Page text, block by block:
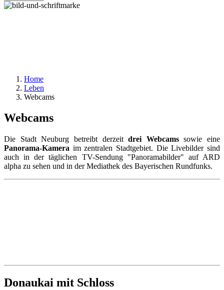
Home
Leben
Webcams
Webcams
Die Stadt Neuburg betreibt derzeitdrei Webcamssowie eine
Panorama-Kamera im zentralen Stadtgebiet. Die Livebilder sind
auch in der täglichen TV-Sendung "Panoramabilder" auf ARD
alpha zu sehen und in der Mediathek des Bayerischen Rundfunks.
Donaukai mit Schloss